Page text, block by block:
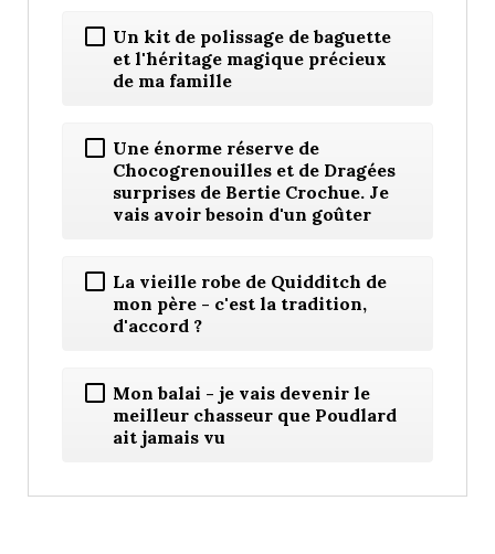
Un kit de polissage de baguette
et l'héritage magique précieux
de ma famille
Une énorme réserve de
Chocogrenouilles et de Dragées
surprises de Bertie Crochue. Je
vais avoir besoin d'un goûter
La vieille robe de Quidditch de
mon père - c'est la tradition,
d'accord ?
Mon balai - je vais devenir le
meilleur chasseur que Poudlard
ait jamais vu